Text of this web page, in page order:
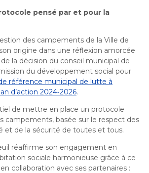
pensé par et pour la
des campements de la Ville de
origine dans une réflexion amorcée
la décision du conseil municipal de
du développement social pour
référence municipal de lutte à
d’action 2024‑2026.
de mettre en place un protocole
campements, basée sur le respect des
et de la sécurité de toutes et tous.
réaffirme son engagement en
sociale harmonieuse grâce à ce
collaboration avec ses partenaires :